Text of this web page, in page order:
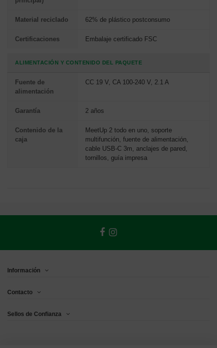
Material reciclado 62% de plástico postconsumo
Certificaciones Embalaje certificado FSC
ALIMENTACIÓN Y CONTENIDO DEL PAQUETE
Fuente de
alimentación
CC 19 V, CA 100-240 V, 2.1 A
Garantía 2 años
Contenido de la
caja
MeetUp 2 todo en uno, soporte
multifunción, fuente de alimentación,
cable USB-C 3m, anclajes de pared,
tornillos, guía impresa
Información
Contacto
Sellos de Confianza